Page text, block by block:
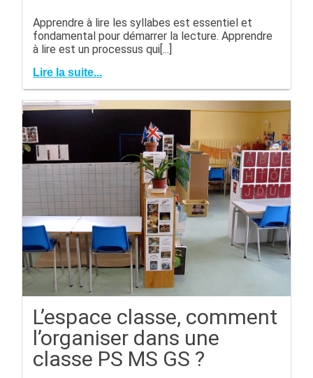
Apprendre à lire les syllabes est essentiel et
fondamental pour démarrer la lecture. Apprendre
à lire est un processus qui[...]
Lire la suite...
L’espace classe, comment
l’organiser dans une
classe PS MS GS ?